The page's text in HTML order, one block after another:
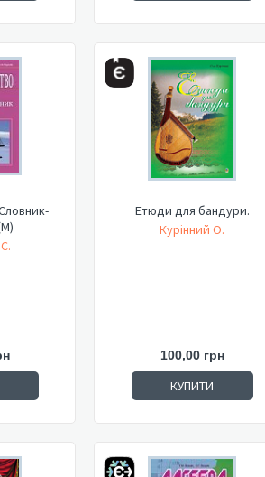
Етюди для бандури.
Курінний О.
100,00 грн
КУПИТИ